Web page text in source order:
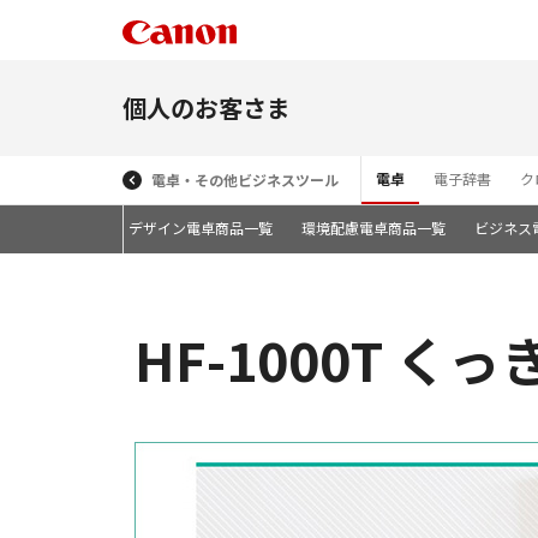
個人のお客さま
電卓・その他ビジネスツール 電卓 電子辞書
カラフル・デザイン電卓商品一覧 環境配慮電卓商品一覧 ビジネス
HF-1000T くっ